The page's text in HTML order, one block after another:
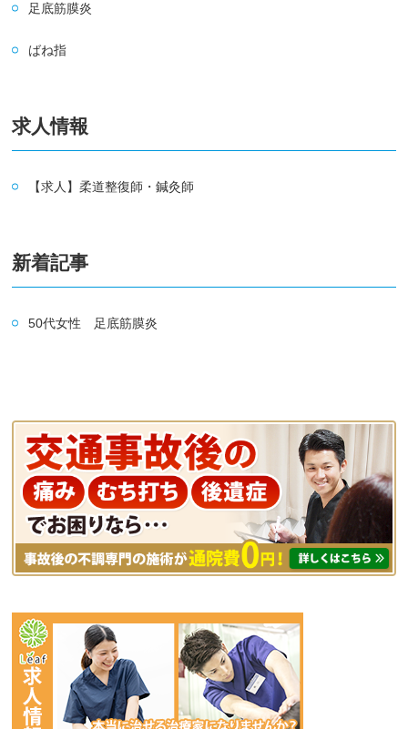
足底筋膜炎
ばね指
求人情報
【求人】柔道整復師・鍼灸師
新着記事
50代女性 足底筋膜炎